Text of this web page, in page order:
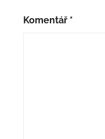
Komentář *